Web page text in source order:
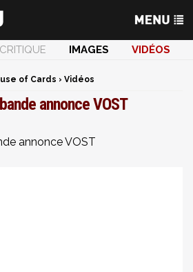
CRITIQUE IMAGES
VIDÉOS
of Cards › Vidéos
annonce VOST
annonce VOST